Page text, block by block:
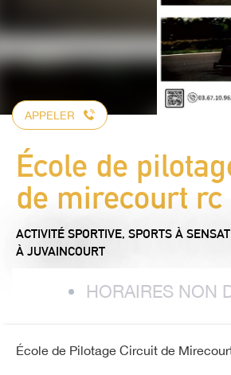
APPELER
École de
de mirecourt rc
ACTIVITÉ SPORTIVE, SPORTS À
À JUVAINCOURT
HORAIRES NON
École de Pilotage Circuit de